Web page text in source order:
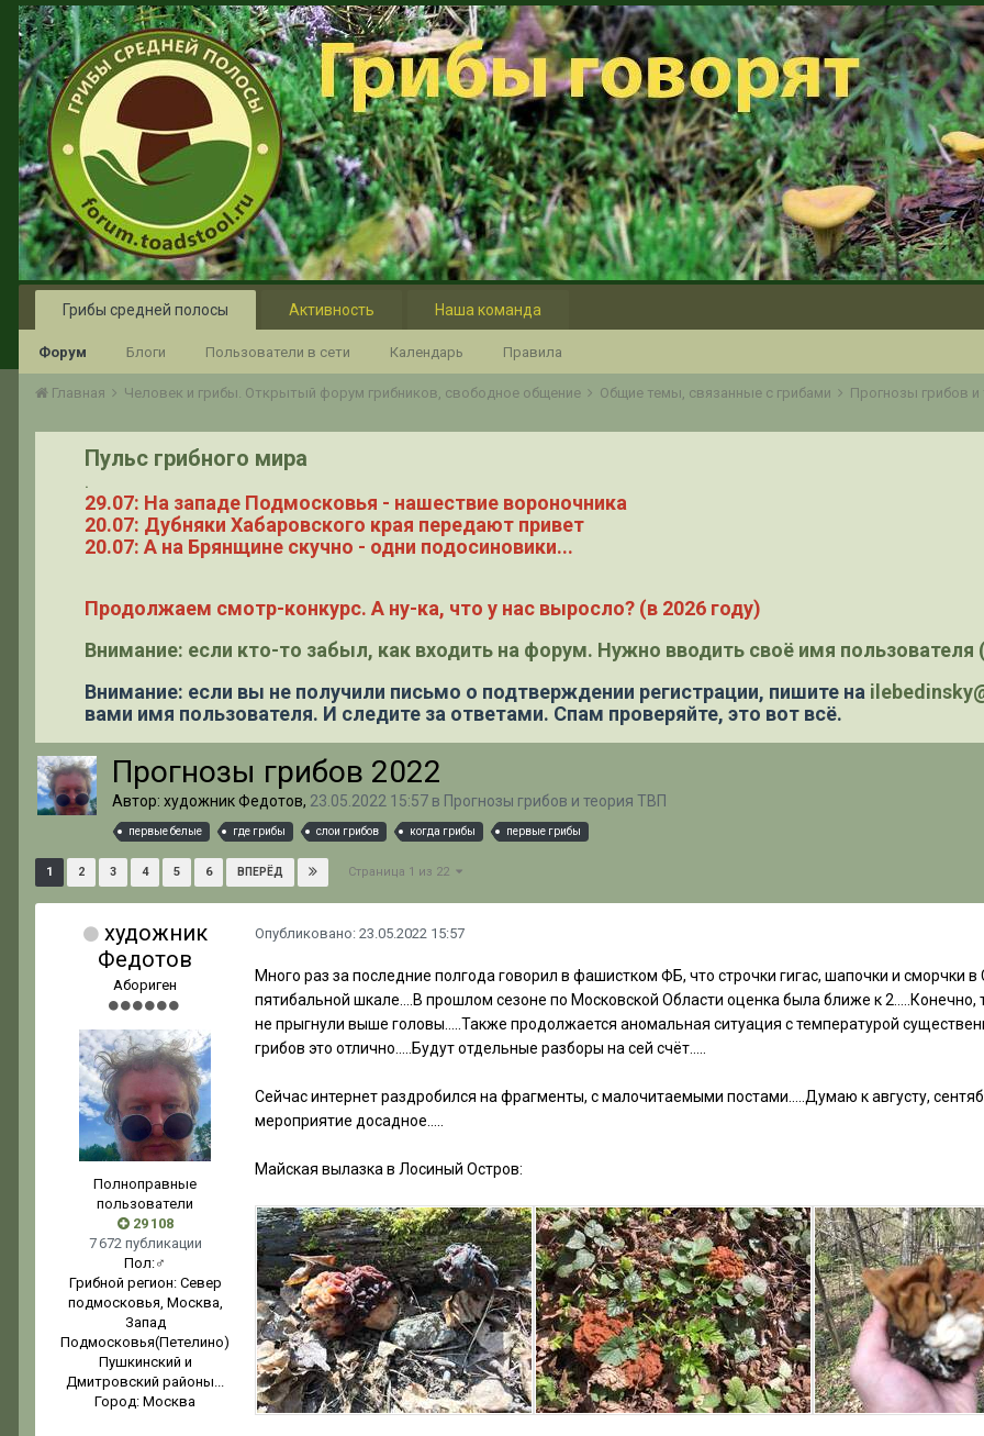
Грибы средней полосы
Форум Блоги Пользователи в сети Календарь Правила
Активность Наша команда
Главная Человек и грибы. Открытый форум грибников, свободное общение Общие темы, связанные с грибами Прогнозы грибов
Пульс грибного мира
.
29.07: На западе Подмосковья - нашествие вороночника
20.07: Дубняки Хабаровского края передают привет
20.07: А на Брянщине скучно - одни подосиновики...
Продолжаем смотр-конкурс. А ну-ка, что у нас выросло? (в 2026 году)
Внимание: если кто-то забыл, как входить на форум. Нужно вводить своё имя пользователя
Внимание: если вы не получили письмо о подтверждении регистрации, пишите на
вами имя пользователя. И следите за ответами. Спам проверяйте, это вот всё.
Прогнозы грибов 2022
Автор: художник Федотов, 23.05.2022 15:57 в Прогнозы грибов и теория ТВП
первые белые где грибы слои грибов когда грибы первые грибы
1 2 3 4 5 6 ВПЕРЁД Страница 1 из 22
художник
Федотов
Абориген
Полноправные
пользователи
29 108
7 672 публикации
Пол:♂
Грибной регион: Север
подмосковья, Москва,
Запад
Подмосковья(Петелино)
Пушкинский и
Дмитровский районы...
Город: Москва
Опубликовано: 23.05.2022 15:57
Много раз за последние полгода говорил в фашистком ФБ, что строчки гигас, шапочки и сморчки
пятибальной шкале….В прошлом сезоне по Московской Области оценка была ближе к 2…..Конечно,
не прыгнули выше головы…..Также продолжается аномальная ситуация с температурой
грибов это отлично…..Будут отдельные разборы на сей счёт…..
Сейчас интернет раздробился на фрагменты, с малочитаемыми постами…..Думаю к августу,
мероприятие досадное…..
Майская вылазка в Лосиный Остров: